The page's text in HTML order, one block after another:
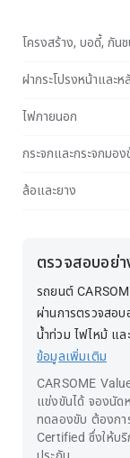
โครงสร้าง, บอดี้, กัน
ฝากระโปรงหน้าและห
ไฟภายนอก
กระจกและกระจกมอง
ล้อและยาง
ตรวจสอบอย่
รถยนต์
ผ่านการตรวจสอบ
น้ำท่วม ไฟไหม้ แล
ข้อมูลเพิ่มเติม
CARSOME
แข่งขันได้ จองนัด
ทดลองขับ ต้องกา
Certified ซึ่งให้บ